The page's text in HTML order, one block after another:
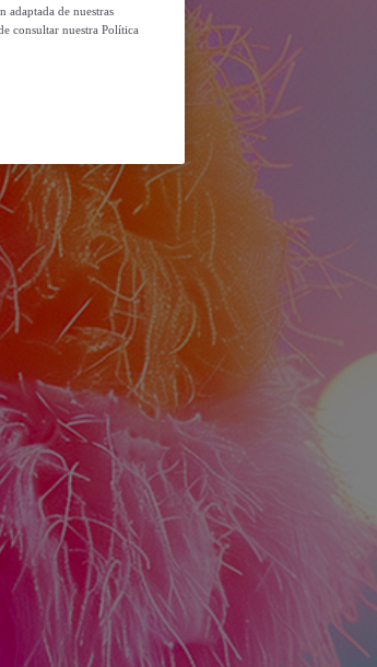
de nuestras
consultar nuestra Política